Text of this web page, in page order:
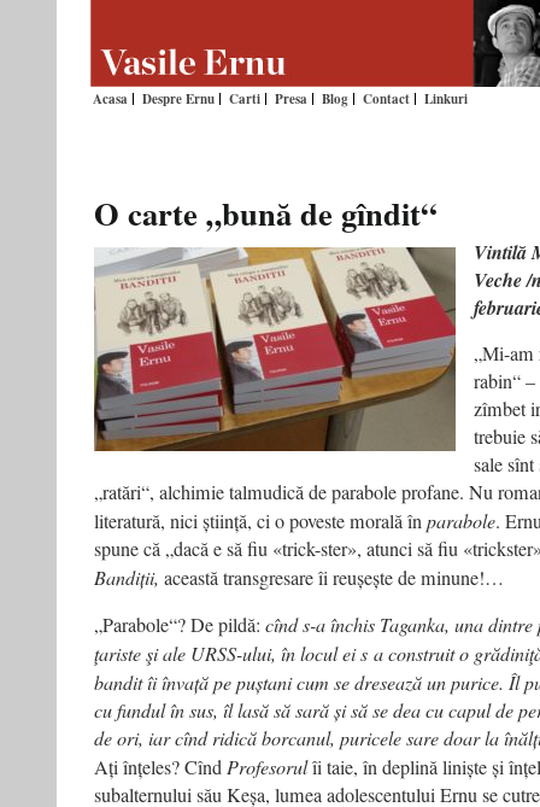
Acasa Despre Ernu Carti Presa Blog Contact Linkuri
O carte „bună de gîndit“
Vintilă
Veche
„Mi-am
rabin“
zîmbet
trebuie
sale
„ratări“, alchimie talmudică de parabole profane. Nu
literatură, nici știință, ci o poveste morală înparabole.
spune că „dacă e să fiu «trick-ster», atunci să fiu
Bandiții, această transgresare îi reușește de minune!…
„Parabole“? De pildă: cînd s-a închis Taganka, una
ţariste şi ale URSS-ului, în locul ei s a construit o
bandit îi învață pe puștani cum se dresează un purice. Îl
cu fundul în sus, îl lasă să sară și să se dea cu capul de
de ori, iar cînd ridică borcanul, puricele sare doar la
Ați înțeles? Cînd Profesorulîi taie, în deplină liniște și
subalternului său Keșa, lumea adolescentului Ernu se